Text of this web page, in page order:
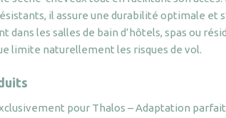
il assure une durabilité optimale et
dans les salles de bain d’hôtels, spas ou
limite naturellement les risques de vol.
pour Thalos – Adaptation